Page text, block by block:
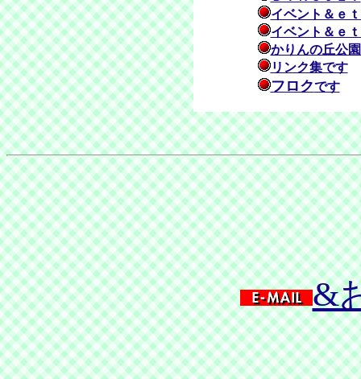
イベント＆ｅ
イベント＆ｅ
かりんの丘公
リンク集です
フロクです
&